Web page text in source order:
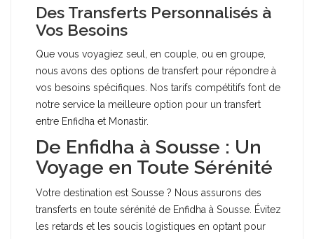
Des Transferts Personnalisés à
Vos Besoins
Que vous voyagiez seul, en couple, ou en groupe,
nous avons des options de transfert pour répondre à
vos besoins spécifiques. Nos tarifs compétitifs font de
notre service la meilleure option pour un transfert
entre Enfidha et Monastir.
De Enfidha à Sousse : Un
Voyage en Toute Sérénité
Votre destination est Sousse ? Nous assurons des
transferts en toute sérénité de Enfidha à Sousse. Évitez
les retards et les soucis logistiques en optant pour